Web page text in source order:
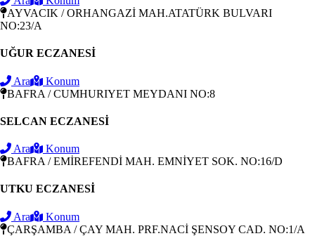
AYVACIK / ORHANGAZİ MAH.ATATÜRK BULVARI
NO:23/A
UĞUR ECZANESİ
Ara
Konum
BAFRA / CUMHURIYET MEYDANI NO:8
SELCAN ECZANESİ
Ara
Konum
BAFRA / EMİREFENDİ MAH. EMNİYET SOK. NO:16/D
UTKU ECZANESİ
Ara
Konum
ÇARŞAMBA / ÇAY MAH. PRF.NACİ ŞENSOY CAD. NO:1/A